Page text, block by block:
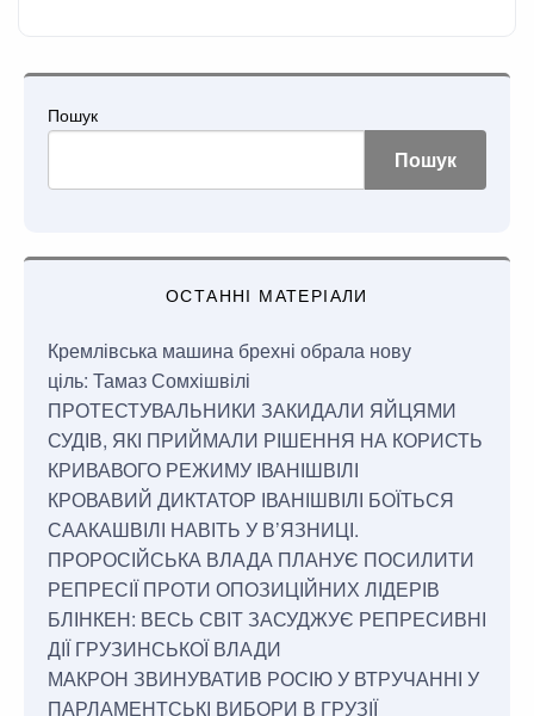
Пошук
Пошук
ОСТАННІ МАТЕРІАЛИ
Кремлівська машина брехні обрала нову
ціль: Тамаз Сомхішвілі
ПРОТЕСТУВАЛЬНИКИ ЗАКИДАЛИ ЯЙЦЯМИ
СУДІВ, ЯКІ ПРИЙМАЛИ РІШЕННЯ НА КОРИСТЬ
КРИВАВОГО РЕЖИМУ ІВАНІШВІЛІ
КРОВАВИЙ ДИКТАТОР ІВАНІШВІЛІ БОЇТЬСЯ
СААКАШВІЛІ НАВІТЬ У В’ЯЗНИЦІ.
ПРОРОСІЙСЬКА ВЛАДА ПЛАНУЄ ПОСИЛИТИ
РЕПРЕСІЇ ПРОТИ ОПОЗИЦІЙНИХ ЛІДЕРІВ
БЛІНКЕН: ВЕСЬ СВІТ ЗАСУДЖУЄ РЕПРЕСИВНІ
ДІЇ ГРУЗИНСЬКОЇ ВЛАДИ
МАКРОН ЗВИНУВАТИВ РОСІЮ У ВТРУЧАННІ У
ПАРЛАМЕНТСЬКІ ВИБОРИ В ГРУЗІЇ